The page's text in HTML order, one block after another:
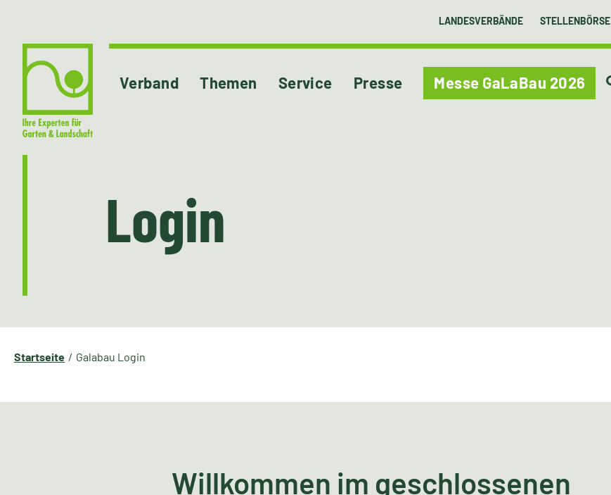
LANDESVERBÄNDE STELLENBÖRSE
Verband Themen Service Presse Messe GaLaBau 2026
Login
Startseite Galabau Login
Willkommen im geschlossenen